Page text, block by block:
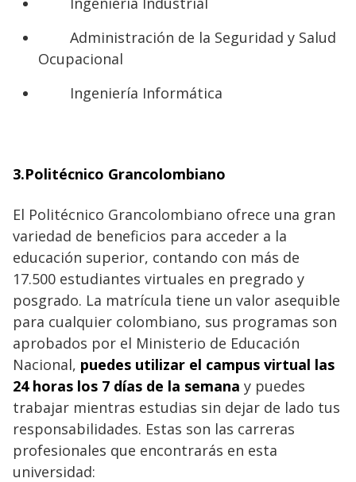
Administración de la Seguridad y Salud
Ocupacional
Ingeniería Informática
3.Politécnico Grancolombiano
El Politécnico Grancolombiano ofrece una gran
variedad de beneficios para acceder a la
educación superior, contando con más de
17.500 estudiantes virtuales en pregrado y
posgrado. La matrícula tiene un valor asequible
para cualquier colombiano, sus programas son
aprobados por el Ministerio de Educación
Nacional, puedes utilizar el campus virtual las
24 horas los 7 días de la semana y puedes
trabajar mientras estudias sin dejar de lado tus
responsabilidades. Estas son las carreras
profesionales que encontrarás en esta
universidad: